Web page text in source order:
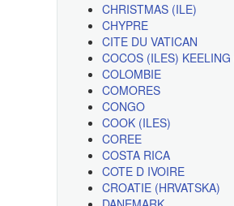
CHRISTMAS (ILE)
CHYPRE
CITE DU VATICAN
COCOS (ILES) KEELING
COLOMBIE
COMORES
CONGO
COOK (ILES)
COREE
COSTA RICA
COTE D IVOIRE
CROATIE (HRVATSKA)